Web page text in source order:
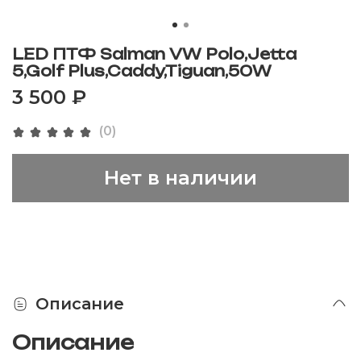
(0)
LED ПТФ Salman VW Polo,Jetta
5,Golf Plus,Caddy,Tiguan,50W
3 500 ₽
Нет в наличии
Описание
Описание